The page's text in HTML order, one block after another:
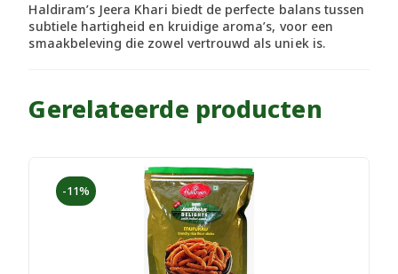
Haldiram’s Jeera Khari biedt de perfecte balans tussen
subtiele hartigheid en kruidige aroma’s, voor een
smaakbeleving die zowel vertrouwd als uniek is.
Gerelateerde producten
-11%